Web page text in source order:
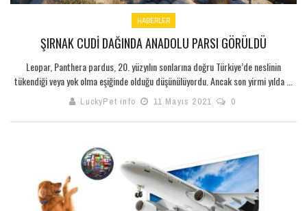
HABERLER
ŞIRNAK CUDI DAĞINDA ANADOLU PARSI GÖRÜLDÜ
Leopar, Panthera pardus, 20. yüzyılın sonlarına doğru Türkiye’de neslinin
tükendiği veya yok olma eşiğinde olduğu düşünülüyordu. Ancak son yirmi yılda ...
LuckyPet info 11 Mayıs 2021 0